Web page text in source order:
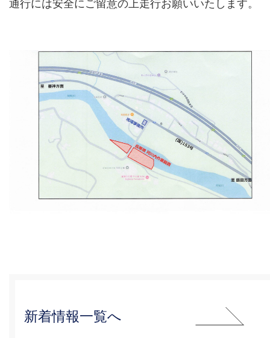
通行には安全にご留意の上走行お願いいたします。
新着情報一覧へ